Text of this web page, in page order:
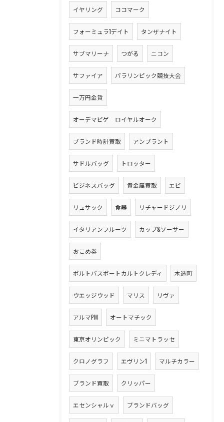
イヤリング ココマーク
フォーミュラ1デイト タンザナイト
サブマリーナ つがる ニコン
サファイア パラリンピック競技大会
一万円金貨
オーデマピゲ ロイヤルオーク
ブランド時計買取 アンプラント
サドルバッグ トロッター
ビジネスバッグ 貴金属買取 エピ
リュサック 食器 リチャードジノリ
イタリアンフルーツ カップ&ソーサー
おこめ券
ポルトパスポートカルトクレディ 木造町
ウエッジウッド マリス リヴァ
アルマPM オートマチック
東京オリンピック ミニマトラッセ
クロノグラフ エヴリン1 マルチカラー
ブランド買取 クリッパー
エセンシャルｖ ブランドバッグ